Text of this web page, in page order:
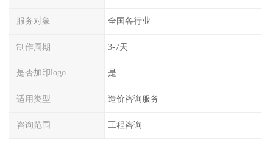
服务对象 全国各行业
制作周期 3-7天
是否加印logo 是
适用类型 造价咨询服务
咨询范围 工程咨询